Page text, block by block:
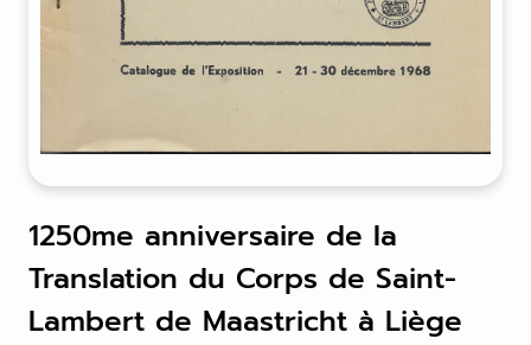
1250me anniversaire de la
Translation du Corps de Saint-
Lambert de Maastricht à Liège